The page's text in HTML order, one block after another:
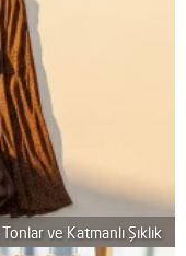
ve Katmanlı Şıklık